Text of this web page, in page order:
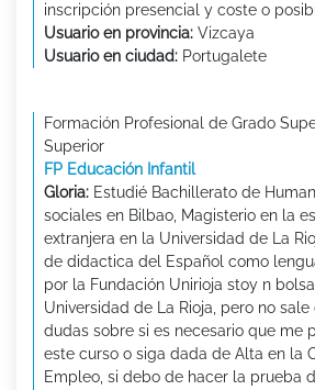
inscripción presencial y coste o
Usuario en provincia: Vizcaya
Usuario en ciudad: Portugalete
Formación Profesional de Grado
Superior
FP Educación Infantil
Gloria: Estudié Bachillerato de
sociales en Bilbao, Magisterio en la
extranjera en la Universidad de La
de didactica del Español como
por la Fundación Unirioja stoy n
Universidad de La Rioja, pero no sale
dudas sobre si es necesario que me
este curso o siga dada de Alta en la
Empleo, si debo de hacer la prueba